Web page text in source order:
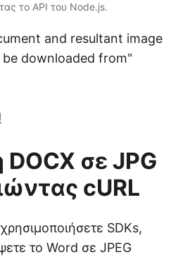
το API του Node.js.
and resultant image
downloaded from"
σε JPG
cURL
SDKs,
το Word σε JPEG